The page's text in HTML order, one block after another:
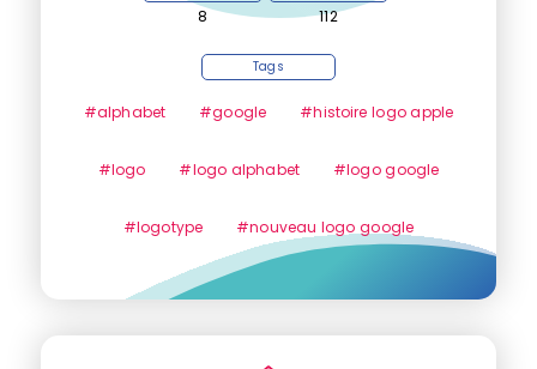
8 112
Tags
#alphabet #google #histoire logo apple
#logo #logo alphabet #logo google
#logotype #nouveau logo google